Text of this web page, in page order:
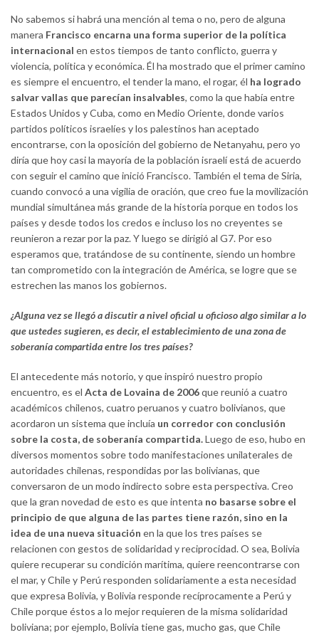
No sabemos si habrá una mención al tema o no, pero de alguna
manera Francisco encarna una forma superior de la política
internacional en estos tiempos de tanto conflicto, guerra y
violencia, política y económica. Él ha mostrado que el primer camino
es siempre el encuentro, el tender la mano, el rogar, él ha logrado
salvar vallas que parecían insalvables, como la que había entre
Estados Unidos y Cuba, como en Medio Oriente, donde varios
partidos políticos israelíes y los palestinos han aceptado
encontrarse, con la oposición del gobierno de Netanyahu, pero yo
diría que hoy casi la mayoría de la población israelí está de acuerdo
con seguir el camino que inició Francisco. También el tema de Siria,
cuando convocó a una vigilia de oración, que creo fue la movilización
mundial simultánea más grande de la historia porque en todos los
países y desde todos los credos e incluso los no creyentes se
reunieron a rezar por la paz. Y luego se dirigió al G7. Por eso
esperamos que, tratándose de su continente, siendo un hombre
tan comprometido con la integración de América, se logre que se
estrechen las manos los gobiernos.
¿Alguna vez se llegó a discutir a nivel oficial u oficioso algo similar a lo
que ustedes sugieren, es decir, el establecimiento de una zona de
soberanía compartida entre los tres países?
El antecedente más notorio, y que inspiró nuestro propio
encuentro, es el Acta de Lovaina de 2006que reunió a cuatro
académicos chilenos, cuatro peruanos y cuatro bolivianos, que
acordaron un sistema que incluía un corredor con conclusión
sobre la costa, de soberanía compartida.Luego de eso, hubo en
diversos momentos sobre todo manifestaciones unilaterales de
autoridades chilenas, respondidas por las bolivianas, que
conversaron de un modo indirecto sobre esta perspectiva. Creo
que la gran novedad de esto es que intenta no basarse sobre el
principio de que alguna de las partes tiene razón, sino en la
idea de una nueva situación en la que los tres países se
relacionen con gestos de solidaridad y reciprocidad. O sea, Bolivia
quiere recuperar su condición marítima, quiere reencontrarse con
el mar, y Chile y Perú responden solidariamente a esta necesidad
que expresa Bolivia, y Bolivia responde recíprocamente a Perú y
Chile porque éstos a lo mejor requieren de la misma solidaridad
boliviana; por ejemplo, Bolivia tiene gas, mucho gas, que Chile